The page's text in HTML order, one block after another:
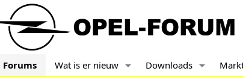
Forums Wat is er nieuw Downloads